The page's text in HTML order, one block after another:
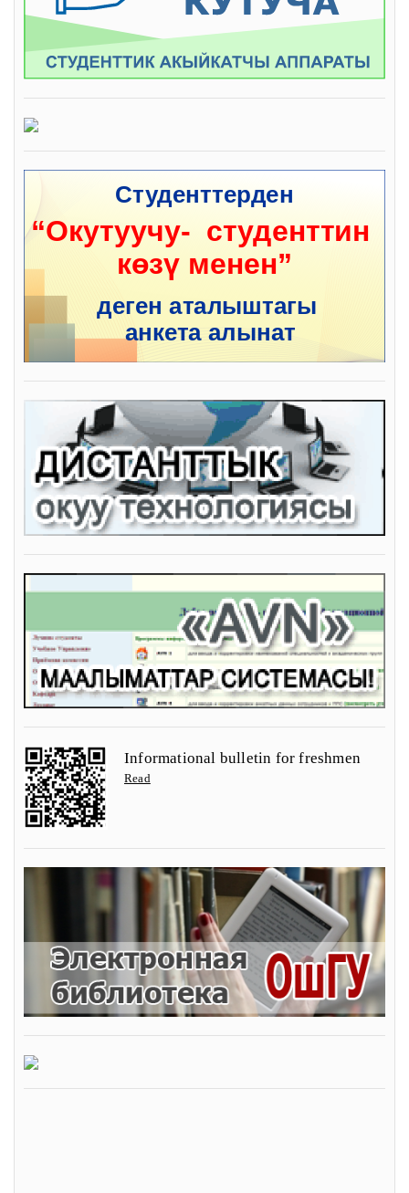
Informational bulletin for freshmen
Read